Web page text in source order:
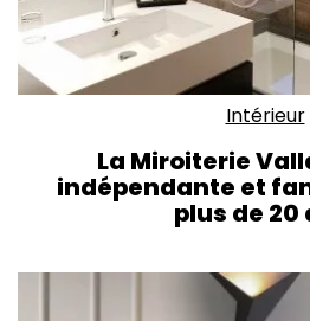
Intérieur
La Miroiterie
indépendante et
plus de 20